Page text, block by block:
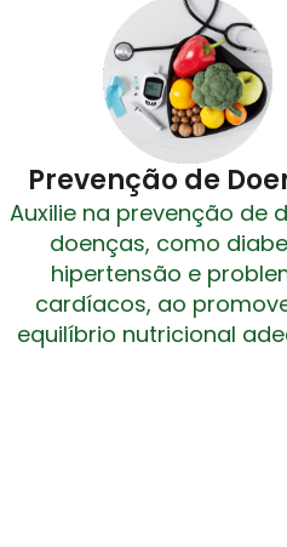
Prevenção de
Auxilie na prevenção de
doenças, como
hipertensão e
cardíacos, ao
equilíbrio nutricional